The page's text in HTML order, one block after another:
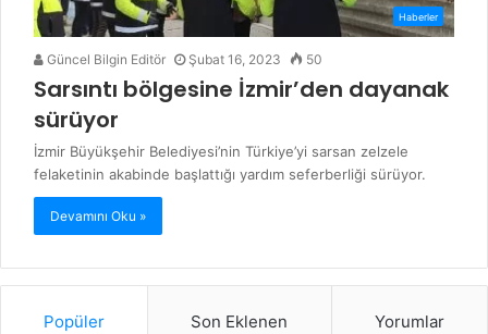
Haberler
Güncel Bilgin Editör Şubat 16, 2023 50
Sarsıntı bölgesine İzmir’den dayanak
sürüyor
İzmir Büyükşehir Belediyesi’nin Türkiye’yi sarsan zelzele
felaketinin akabinde başlattığı yardım seferberliği sürüyor.
Devamını Oku »
Popüler Son Eklenen Yorumlar